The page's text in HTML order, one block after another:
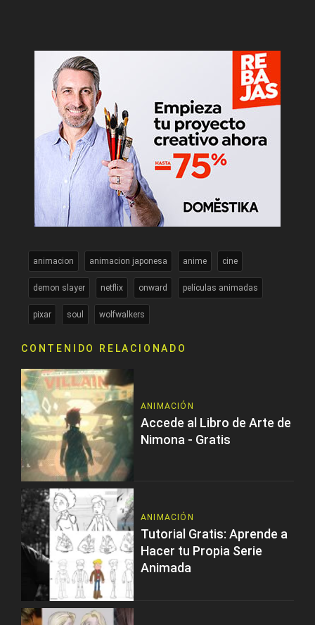
animacion animacion japonesa anime cine
demon slayer netflix onward películas animadas
pixar soul wolfwalkers
CONTENIDO RELACIONADO
ANIMACIÓN
Accede al Libro de Arte de
Nimona - Gratis
ANIMACIÓN
Tutorial Gratis: Aprende a
Hacer tu Propia Serie
Animada